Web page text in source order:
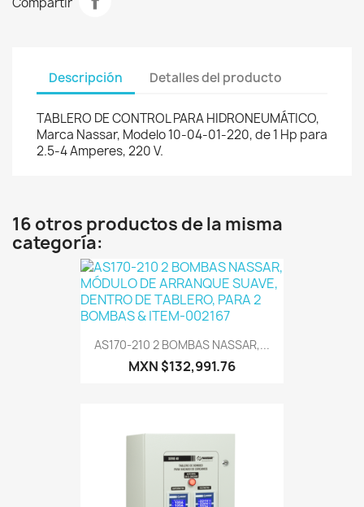
Descripción Detalles del producto
TABLERO DE CONTROL PARA HIDRONEUMÁTICO,
Marca Nassar, Modelo 10-04-01-220, de 1 Hp para
2.5-4 Amperes, 220 V.
16 otros productos de la misma
categoría:
AS170-210 2 BOMBAS NASSAR,...
MXN $132,991.76